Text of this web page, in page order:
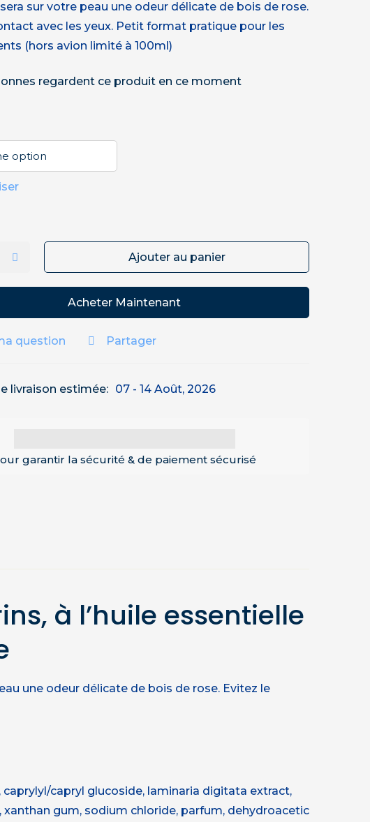
sur votre peau une odeur délicate de bois de rose.
avec les yeux. Petit format pratique pour les
(hors avion limité à 100ml)
regardent ce produit en ce moment
Ajouter au panier
Acheter Maintenant
question Partager
livraison estimée: 07 - 14 Août, 2026
garantir la sécurité & de paiement sécurisé
à l’huile essentielle
une odeur délicate de bois de rose. Evitez le
capryl glucoside, laminaria digitata extract,
gum, sodium chloride, parfum, dehydroacetic